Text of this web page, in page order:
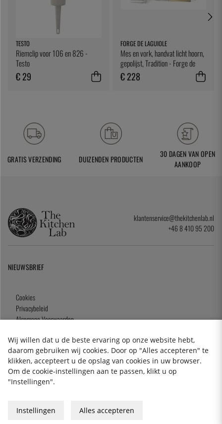
TESTO
Riemclip voor 106 en 826 -
Testo
€ 29
FORGE DE LAGUIOLE
Mes en vork, handvat licht hoorn,
gepolijst, Tradition - Forge de
Laguiole
€ 228
GRATIS VERZENDING DUIZENDEN PRODUCTEN
30 DAGEN VAN OPEN
AANKOOP
klantenservice@thekitchenlab.nl
+46 8 410 95 200
NIEUWSBRIEF
Cookies
Privacybeleid
Algemene Voorwaarden
2026 KitchenLab AB
Wij willen dat u de beste ervaring op onze website hebt,
daarom gebruiken wij cookies. Door op "Alles accepteren" te
klikken, accepteert u de opslag van cookies in uw browser.
Om de cookie-instellingen aan te passen, klikt u op
"Instellingen".
Instellingen Alles accepteren